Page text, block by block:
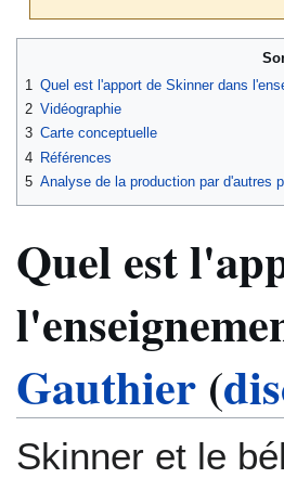
navigation
recherche
1 Quel est l'apport de Skinner dans
2 Vidéographie
3 Carte conceptuelle
4 Références
5 Analyse de la production par d'autres
Quel est
Gauthier (
Skinner et le